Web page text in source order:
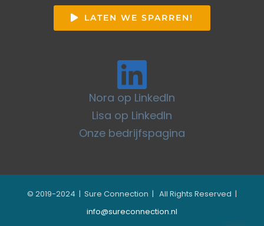
LATEN WE SPARREN!
Nora op LinkedIn
Lisa op LinkedIn
Onze bedrijfspagina
© 2019-2024 | Sure Connection | All Rights Reserved |
info@sureconnection.nl